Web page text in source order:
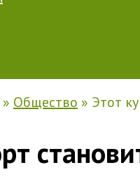
» Общество » Этот